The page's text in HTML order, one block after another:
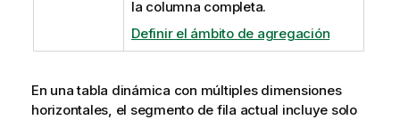
la columna completa.
Definir el ámbito de agregación
En una tabla dinámica con múltiples dimensiones
horizontales, el segmento de fila actual incluye solo